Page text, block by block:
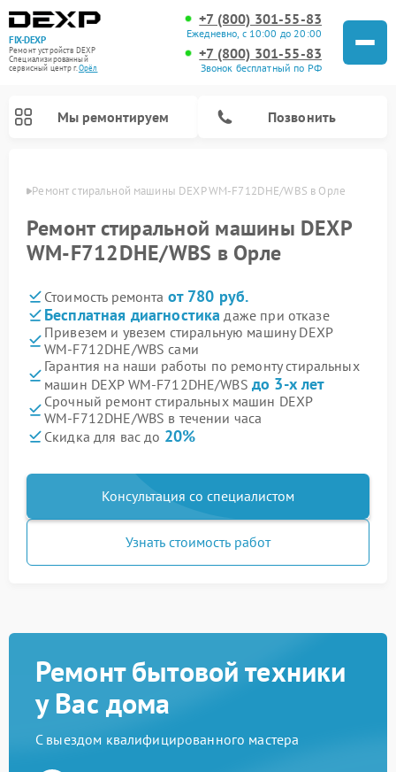
FIX-DEXP
Ремонт устройств DEXP
Специализированный
cервисный центр г.Орёл
+7 (800) 301-55-83
Ежедневно, с 10:00 до 20:00
+7 (800) 301-55-83
Звонок бесплатный по РФ
Мы ремонтируем Позвонить
Ремонт стиральной машины DEXP WM‑F712DHE/WBS в Орле
Ремонт стиральной машины DEXP
WM‑F712DHE/WBS в Орле
Стоимость ремонта от 780 руб.
Бесплатная диагностика даже при отказе
Привезем и увезем стиральную машину DEXP
WM‑F712DHE/WBS сами
Гарантия на наши работы по ремонту стиральных
машин DEXP WM‑F712DHE/WBS до 3-х лет
Срочный ремонт стиральных машин DEXP
WM‑F712DHE/WBS в течении часа
Скидка для вас до 20%
Консультация со специалистом
Узнать стоимость работ
Ремонт бытовой техники
у Вас дома
С выездом квалифицированного мастера